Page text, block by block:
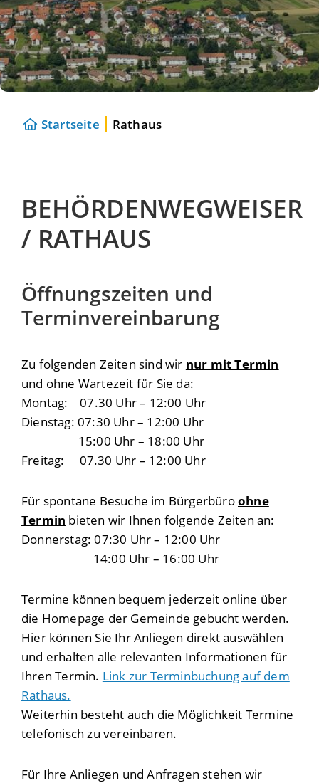
Startseite Rathaus
BEHÖRDENWEGWEISER
/ RATHAUS
Öffnungszeiten und
Terminvereinbarung
Zu folgenden Zeiten sind wir nur mit Termin
und ohne Wartezeit für Sie da:
Montag: 07.30 Uhr – 12:00 Uhr
Dienstag: 07:30 Uhr – 12:00 Uhr
15:00 Uhr – 18:00 Uhr
Freitag: 07.30 Uhr – 12:00 Uhr
Für spontane Besuche im Bürgerbüroohne
Termin bieten wir Ihnen folgende Zeiten an:
Donnerstag: 07:30 Uhr – 12:00 Uhr
14:00 Uhr – 16:00 Uhr
Termine können bequem jederzeit online über
die Homepage der Gemeinde gebucht werden.
Hier können Sie Ihr Anliegen direkt auswählen
und erhalten alle relevanten Informationen für
Ihren Termin. Link zur Terminbuchung auf dem
Rathaus.
Weiterhin besteht auch die Möglichkeit Termine
telefonisch zu vereinbaren.
Für Ihre Anliegen und Anfragen stehen wir